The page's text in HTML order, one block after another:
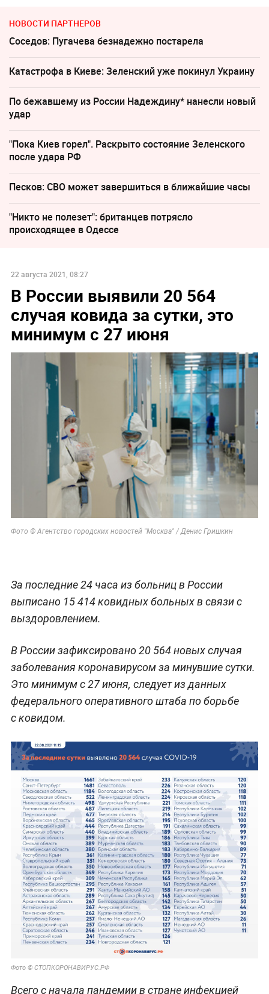
НОВОСТИ ПАРТНЕРОВ
Соседов: Пугачева безнадежно постарела
Катастрофа в Киеве: Зеленский уже покинул Украину
По бежавшему из России Надеждину* нанесли новый
удар
"Пока Киев горел". Раскрыто состояние Зеленского
после удара РФ
Песков: СВО может завершиться в ближайшие часы
"Никто не полезет": британцев потрясло
происходящее в Одессе
22 августа 2021, 08:27
В России выявили 20 564
случая ковида за сутки, это
минимум с 27 июня
Фото © Агентство городских новостей "Москва" / Денис Гришкин
За последние 24 часа из больниц в России
выписано 15 414 ковидных больных в связи с
выздоровлением.
В России зафиксировано 20 564 новых случая
заболевания коронавирусом за минувшие сутки.
Это минимум с 27 июня, следует из данных
федерального оперативного штаба по борьбе
с ковидом.
Фото © СТОПКОРОНАВИРУС.РФ
Всего с начала пандемии в стране инфекцией